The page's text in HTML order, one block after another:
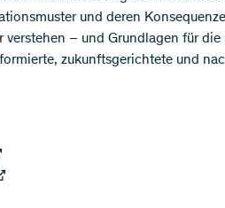
und deren
verstehen – und Grundlagen für
zukunftsgerichtete und